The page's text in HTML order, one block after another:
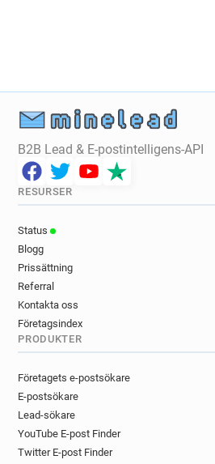
B2B Lead & E-postintelligens-API
RESURSER
Status
Blogg
Prissättning
Referral
Kontakta oss
Företagsindex
PRODUKTER
Företagets e-postsökare
E-postsökare
Lead-sökare
YouTube E-post Finder
Twitter E-post Finder